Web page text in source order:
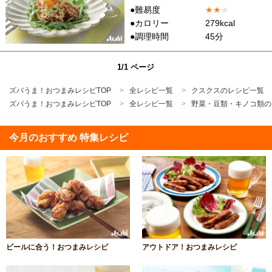
●難易度
★★★
●カロリー
279kcal
●調理時間
45分
1/1 ページ
ズバうま！おつまみレシピTOP 全レシピ一覧
クスクスのレシピ一覧
ズバうま！おつまみレシピTOP
全レシピ一覧 野菜・豆類・キノコ類
今月のおすすめ 特集レシピ
ビールに合う！おつまみレシピ アウトドア！おつまみレシピ